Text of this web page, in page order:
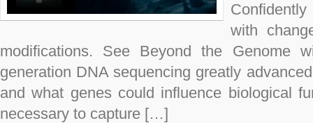
with
modifications. See Beyond the Genome
generation DNA sequencing greatly
and what genes could influence biological
necessary to capture […]